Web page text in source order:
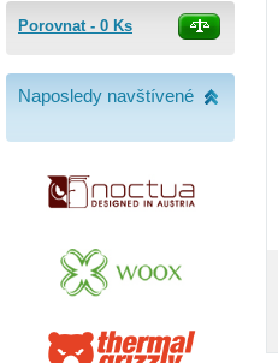
Porovnat - 0 Ks
Naposledy navštívené